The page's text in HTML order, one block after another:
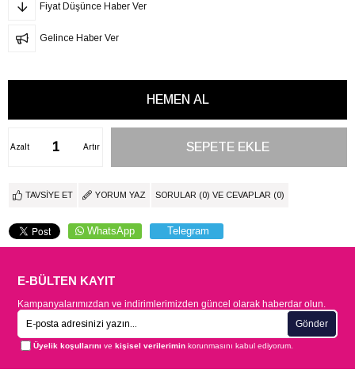
Fiyat Düşünce Haber Ver
Gelince Haber Ver
Artır
Azalt
TAVSIYE ET YORUM YAZ SORULAR (0) VE CEVAPLAR (0)
WhatsApp Telegram
E-BÜLTEN KAYIT
Kampanyalarımızdan ve indirimlerimizden güncel olarak haberdar olun.
Gönder
Üyelik koşullarını vekişisel verilerimin korunmasını kabul ediyorum.